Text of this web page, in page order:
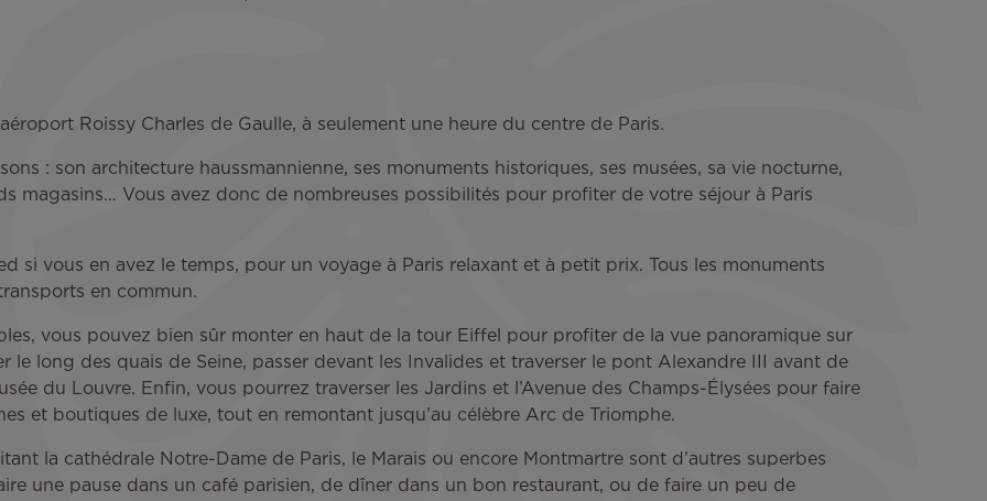
Roissy Charles de Gaulle, à seulement une heure du centre de Paris.
: son architecture haussmannienne, ses monuments historiques, ses musées, sa vie nocturne,
magasins… Vous avez donc de nombreuses possibilités pour profiter de votre séjour à Paris
si vous en avez le temps, pour un voyage à Paris relaxant et à petit prix. Tous les monuments
en commun.
vous pouvez bien sûr monter en haut de la tour Eiffel pour profiter de la vue panoramique sur
le long des quais de Seine, passer devant les Invalides et traverser le pont Alexandre III avant de
du Louvre. Enfin, vous pourrez traverser les Jardins et l’Avenue des Champs-Élysées pour faire
et boutiques de luxe, tout en remontant jusqu’au célèbre Arc de Triomphe.
la cathédrale Notre-Dame de Paris, le Marais ou encore Montmartre sont d’autres superbes
une pause dans un café parisien, de dîner dans un bon restaurant, ou de faire un peu de